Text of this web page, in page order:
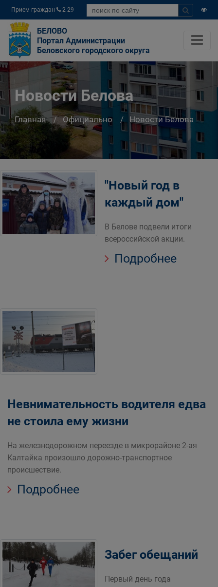
Прием граждан
2-29-
04
БЕЛОВО
Портал Администрации
Беловского городского округа
Новости Белова
Главная Официально Новости Белова
"Новый год в
каждый дом"
В Белове подвели итоги
всероссийской акции.
Подробнее
Невнимательность водителя едва
не стоила ему жизни
На железнодорожном переезде в микрорайоне 2-ая
Калтайка произошло дорожно-транспортное
происшествие.
Подробнее
Забег обещаний
Первый день года